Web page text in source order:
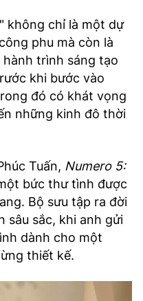
" không chỉ là một dự
phu mà còn là
trình sáng tạo
khi bước vào
đó có khát vọng
những kinh đô thời
Tuấn, Numero 5:
bức thư tình được
Bộ sưu tập ra đời
sâu sắc, khi anh gửi
dành cho một
thiết kế.